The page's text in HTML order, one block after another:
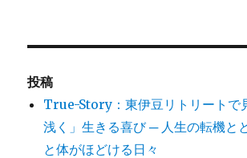
投稿
True-Story：東伊豆リトリートで
浅く」生きる喜び ─ 人生の転機と
と体がほどける日々